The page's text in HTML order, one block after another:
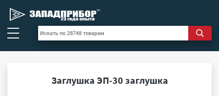
Заглушка ЭП-30 заглушка